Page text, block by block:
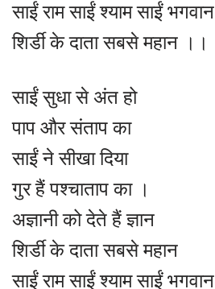
साईं राम साईं श्याम साईं भगवान
शिर्डी के दाता सबसे महान ।।
साईं सुधा से अंत हो
पाप और संताप का
साईं ने सीखा दिया
गुर हैं पश्चाताप का ।
अज्ञानी को देते हैं ज्ञान
शिर्डी के दाता सबसे महान
साईं राम साईं श्याम साईं भगवान